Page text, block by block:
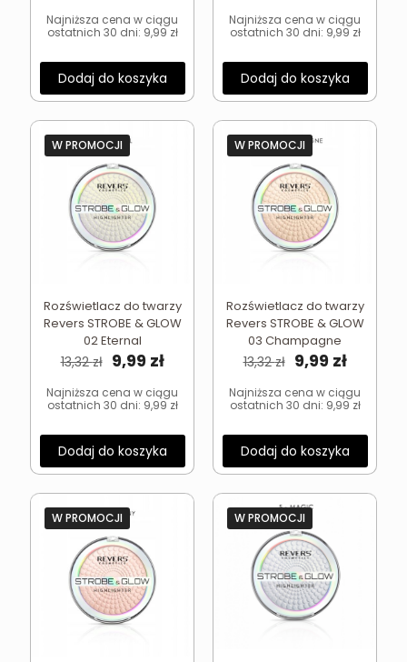
wynosiła:
13,32 zł.
wynosi:
9,99 zł.
Najniższa cena w ciągu
ostatnich 30 dni: 9,99 zł
Dodaj do koszyka
wynosiła:
13,32 zł.
wynosi:
9,99 zł.
Najniższa cena w ciągu
ostatnich 30 dni: 9,99 zł
Dodaj do koszyka
W PROMOCJI
Rozświetlacz do twarzy
Revers STROBE & GLOW
02 Eternal
13,32zł Pierwotna
wynosiła:
13,32 zł.
9,99 złAktualna
wynosi:
9,99 zł.
Najniższa cena w ciągu
ostatnich 30 dni: 9,99 zł
Dodaj do koszyka
W PROMOCJI
Rozświetlacz do twarzy
Revers STROBE & GLOW
03 Champagne
13,32zł Pierwotna
wynosiła:
13,32 zł.
9,99 zł
wynosi:
9,99 zł.
Najniższa cena w ciągu
ostatnich 30 dni: 9,99 zł
Dodaj do koszyka
W PROMOCJI W PROMOCJI